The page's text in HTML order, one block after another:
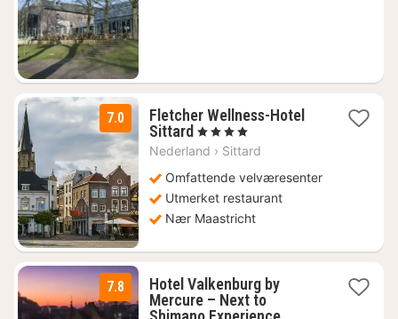
7.0
Fletcher Wellness-Hotel
Sittard 1
natt
803
kr.
, 4 Stjerner
Nederland › Sittard
Omfattende velværesenter
Utmerket restaurant
Nær Maastricht
7.8
Hotel Valkenburg by
Mercure – Next to